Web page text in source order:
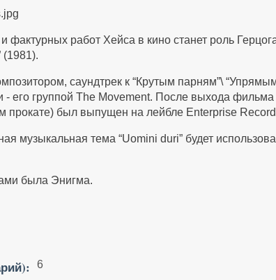
фактурных работ Хейса в кино станет роль
(1981).
саундтрек к “Крутым парням”\
- его группой The Movement. После выхода
прокате) был выпущен на лейбле Enterprise
музыкальная тема “Uomini duri” будет
была Энигма.
6